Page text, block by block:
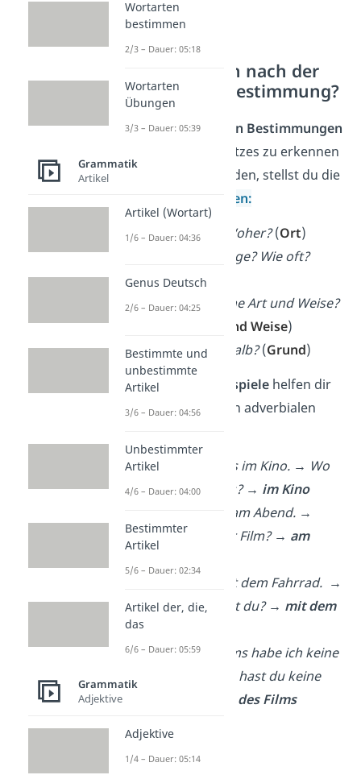
desGrundes
Wie fragt man nach der
adverbialen Bestimmung?
Um dieadverbialen Bestimmungen
innerhalb eines Satzes zu erkennen
und zu unterscheiden, stellst du die
W-Fragen:
Wo? Wohin? Woher?(Ort)
Wann? Wie lange? Wie oft?
(Zeit)
Wie? Auf welche Art und Weise?
Art und Weise)
Warum? Weshalb?(Grund)
Die folgenden
Beispielehelfen dir
beim Erkennen von adverbialen
Wir treffen uns im Kino. → Wo
treffen wir uns? → im Kino
Der Film läuft am Abend. →
Wann läuft der Film? → am
Ich komme mit dem Fahrrad. →
Womit kommst du? → mit dem
Wegen des Films habe ich keine
Zeit. → Warum hast du keine
wegen desFilms
Wortarten
bestimmen
2/3 – Dauer: 05:18
Wortarten
Übungen
3/3 – Dauer: 05:39
Grammatik
Artikel
Artikel (Wortart)
1/6 – Dauer: 04:36
Genus Deutsch
2/6 – Dauer: 04:25
Bestimmte und
unbestimmte
Artikel
3/6 – Dauer: 04:56
Unbestimmter
Artikel
4/6 – Dauer: 04:00
Bestimmter
Artikel
5/6 – Dauer: 02:34
Artikel der, die,
das
6/6 – Dauer: 05:59
Grammatik
Adjektive
Adjektive
1/4 – Dauer: 05:14